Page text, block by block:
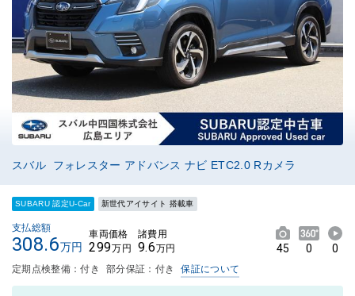
スバル フォレスター アドバンス ナビ ETC2.0 Rカメラ
SUBARU 認定U-Car 新世代アイサイト 搭載車
支払総額
308.6万円
車両価格
299万円
諸費用
9.6万円 45 0 0
定期点検整備：付き 部分保証：付き 保証について